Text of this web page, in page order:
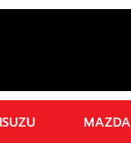
ISUZU
MAZDA